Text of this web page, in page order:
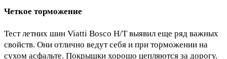
Четкое торможение
Тест летних шин Viatti Bosco H/T выявил еще ряд важных
свойств. Они отлично ведут себя и при торможении на
сухом асфальте. Покрышки хорошо цепляются за дорогу.